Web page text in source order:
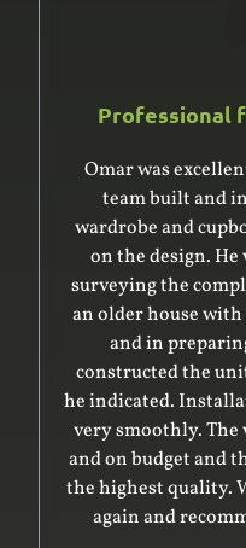
Professional
Omar was
team built and
wardrobe and
on the design.
surveying the
an older house
and in
constructed the
he indicated.
very smoothly. The
and on budget and
the highest quality.
again and